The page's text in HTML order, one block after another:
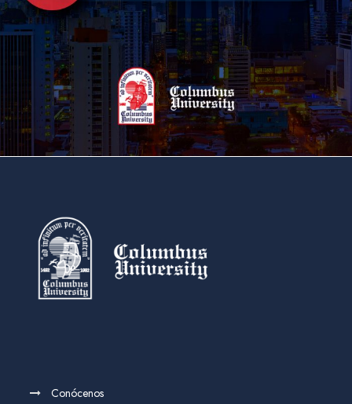
6 DE JUNIO DE 2016 BY CUADMIN
Conócenos